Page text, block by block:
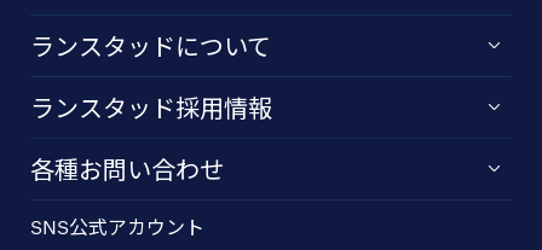
ランスタッドについて
ランスタッド採用情報
各種お問い合わせ
SNS公式アカウント